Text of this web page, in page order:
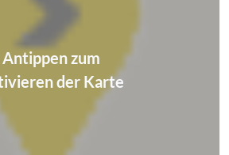
Antippen zum
der Karte